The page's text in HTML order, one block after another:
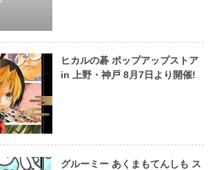
ヒカルの碁 ポップアップストア
in 上野・神戸 8月7日より開催!
グルーミー あくまもてんしも ス